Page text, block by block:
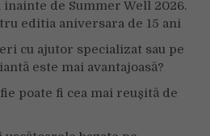
de Summer Well 2026.
editia aniversara de 15 ani
cu ajutor specializat sau pe
este mai avantajoasă?
poate fi cea mai reușită de